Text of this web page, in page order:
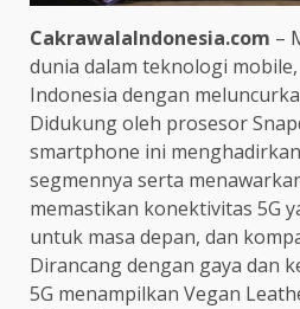
CakrawalaIndonesia.com –
dunia dalam teknologi
Indonesia dengan
Didukung oleh prosesor
smartphone ini
segmennya serta
memastikan konektivitas 5G
untuk masa depan, dan
Dirancang dengan gaya dan
5G menampilkan Vegan